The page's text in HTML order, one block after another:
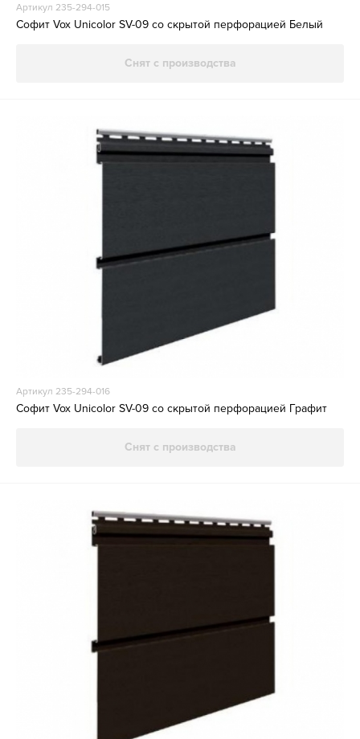
Артикул 235-294-015
Софит Vox Unicolor SV-09 со скрытой перфорацией Белый
Снят с производства
Артикул 235-294-016
Софит Vox Unicolor SV-09 со скрытой перфорацией Графит
Снят с производства